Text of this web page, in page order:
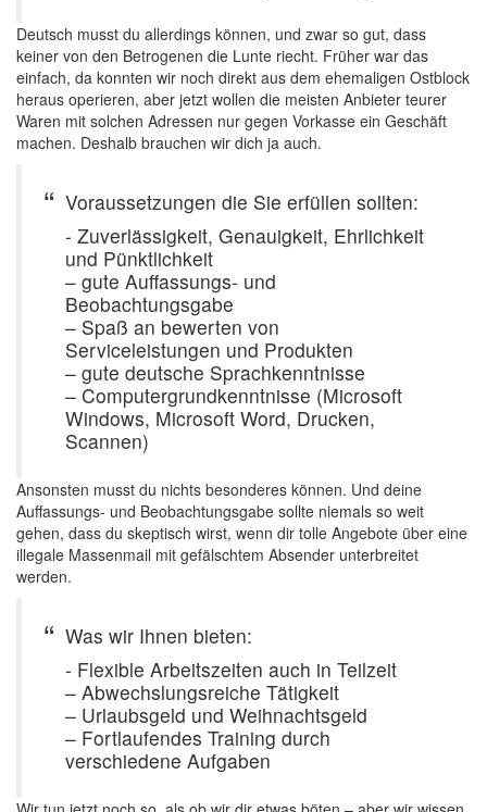
Deutsch musst du allerdings können, und zwar so gut, dass
keiner von den Betrogenen die Lunte riecht. Früher war das
einfach, da konnten wir noch direkt aus dem ehemaligen Ostblock
heraus operieren, aber jetzt wollen die meisten Anbieter teurer
Waren mit solchen Adressen nur gegen Vorkasse ein Geschäft
machen. Deshalb brauchen wir dich ja auch.
Voraussetzungen die Sie erfüllen sollten:
- Zuverlässigkeit, Genauigkeit, Ehrlichkeit
und Pünktlichkeit
– gute Auffassungs- und
Beobachtungsgabe
– Spaß an bewerten von
Serviceleistungen und Produkten
– gute deutsche Sprachkenntnisse
– Computergrundkenntnisse (Microsoft
Windows, Microsoft Word, Drucken,
Scannen)
Ansonsten musst du nichts besonderes können. Und deine
Auffassungs- und Beobachtungsgabe sollte niemals so weit
gehen, dass du skeptisch wirst, wenn dir tolle Angebote über eine
illegale Massenmail mit gefälschtem Absender unterbreitet
werden.
Was wir Ihnen bieten:
- Flexible Arbeitszeiten auch in Teilzeit
– Abwechslungsreiche Tätigkeit
– Urlaubsgeld und Weihnachtsgeld
– Fortlaufendes Training durch
verschiedene Aufgaben